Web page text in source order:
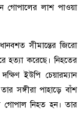
গোপালের লাশ পাওয়া
সীমান্তের জিরো
হত্যা করেছে। নিহতের
ইউপি চেয়ারম্যান
সঙ্গীরা পাহাড়ে বাঁশ
নিহত হন। তার